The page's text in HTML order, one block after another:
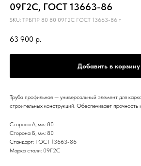
09Г2С, ГОСТ 13663-86
SKU: ТРБПР 80 80 09Г2С ГОСТ 13663-86 т
63 900 р.
Добавить в корзину
Труба профильная — универсальный элемент для
строительных конструкций. Обеспечивает прочность
Сторона А, мм: 80
Сторона Б, мм: 80
Стандарт: ГОСТ 13663-86
Марка стали: 09Г2С